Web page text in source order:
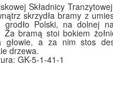
Składnicy
skrzydła bramy z
Polski, na dolnej
Za bramą stoi bokiem
głowie, a za nim stos
drzewa.
GK-5-1-41-1